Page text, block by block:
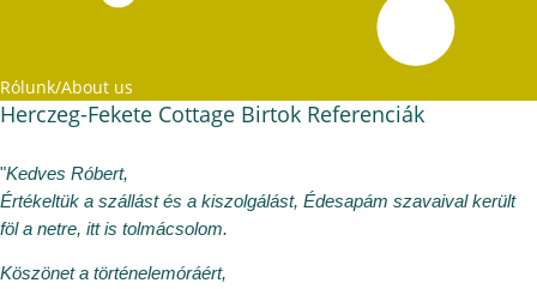
Rólunk/About us
Herczeg-Fekete Cottage Birtok Referenciák
"Kedves Róbert,
Értékeltük a szállást és a kiszolgálást, Édesapám szavaival került
föl a netre, itt is tolmácsolom.
Köszönet a történelemóráért,